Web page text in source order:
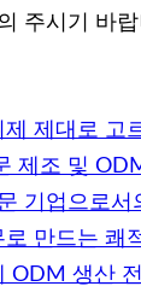
주시기 바
제 제대로 고
제조 및
기업으로서
만드는 쾌
ODM 생산